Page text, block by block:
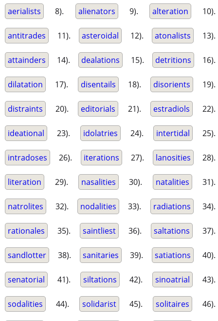
aerialists 8). alienators 9). alteration 10).
antitrades 11). asteroidal 12). atonalists 13).
attainders 14). dealations 15). detritions 16).
dilatation 17). disentails 18). disorients 19).
distraints 20). editorials 21). estradiols 22).
ideational 23). idolatries 24). intertidal 25).
intradoses 26). iterations 27). lanosities 28).
literation 29). nasalities 30). natalities 31).
natrolites 32). nodalities 33). radiations 34).
rationales 35). saintliest 36). saltations 37).
sandlotter 38). sanitaries 39). satiations 40).
senatorial 41). siltations 42). sinoatrial 43).
sodalities 44). solidarist 45). solitaires 46).